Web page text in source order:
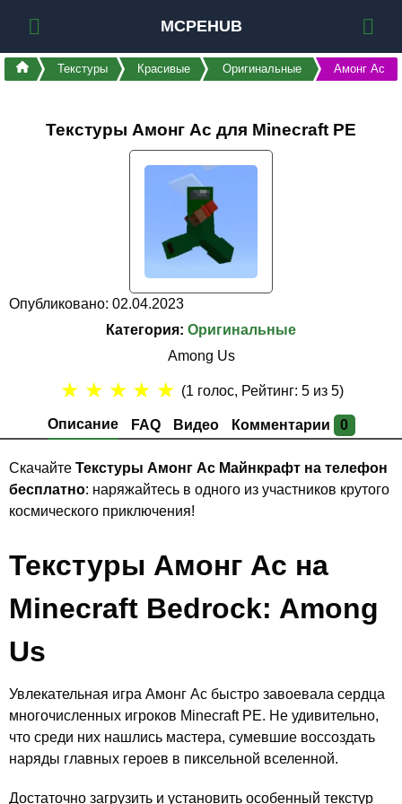
MCPEHUB
Текстуры Красивые Оригинальные Амонг Ас
Текстуры Амонг Ас для Minecraft PE
Опубликовано: 02.04.2023
Категория: Оригинальные
Among Us
Описание FAQ Видео Комментарии 0
★ ★ ★ ★ ★ (1 голос, Рейтинг:5 из 5)
Скачайте Текстуры Амонг Ас Майнкрафт на телефон
бесплатно: наряжайтесь в одного из участников крутого
космического приключения!
Текстуры Амонг Ас на
Minecraft Bedrock: Among
Us
Увлекательная игра Амонг Ас быстро завоевала сердца
многочисленных игроков Minecraft PE. Не удивительно,
что среди них нашлись мастера, сумевшие воссоздать
наряды главных героев в пиксельной вселенной.
Достаточно загрузить и установить особенный текстур